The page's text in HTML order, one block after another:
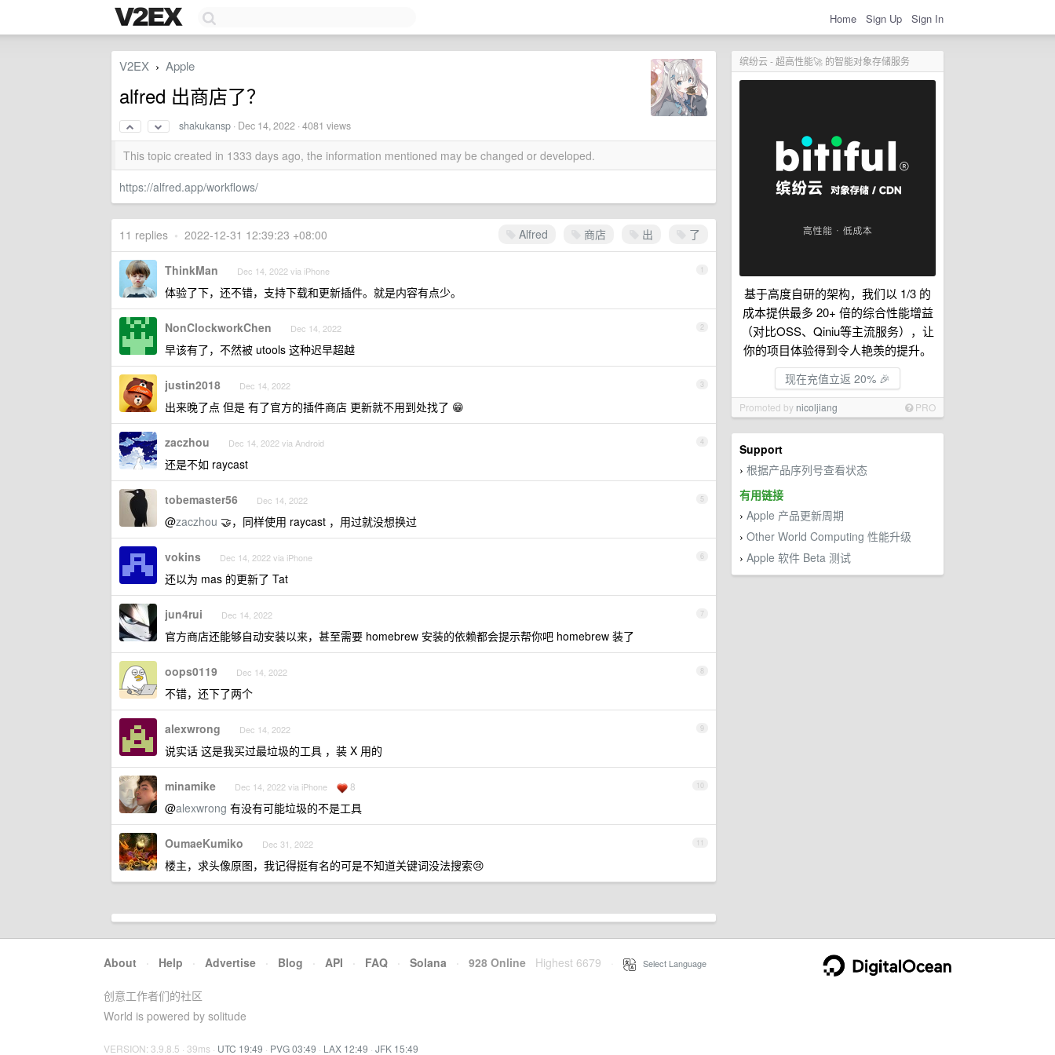
Home Sign Up Sign In
缤纷云 - 超高性能🚀 的智能对象存储服务
基于高度自研的架构，我们以 1/3 的
成本提供最多 20+ 倍的综合性能增益
（对比OSS、Qiniu等主流服务），让
你的项目体验得到令人艳羡的提升。
现在充值立返 20% 🎉
Promoted by nicoljiang PRO
Support
› 根据产品序列号查看状态
有用链接
› Apple 产品更新周期
› Other World Computing 性能升级
› Apple 软件 Beta 测试
V2EX › Apple
alfred 出商店了？
shakukansp · Dec 14, 2022 · 4081 views
This topic created in 1333 days ago, the information mentioned may be changed or developed.
https://alfred.app/workflows/
Alfred 商店 出 了
11 replies • 2022-12-31 12:39:23 +08:00
1
ThinkMan Dec 14, 2022 via iPhone
体验了下，还不错，支持下载和更新插件。就是内容有点少。
2
NonClockworkChen Dec 14, 2022
早该有了，不然被 utools 这种迟早超越
3
justin2018 Dec 14, 2022
出来晚了点 但是 有了官方的插件商店 更新就不用到处找了 😁
4
zaczhou Dec 14, 2022 via Android
还是不如 raycast
5
tobemaster56 Dec 14, 2022
@zaczhou 🤝，同样使用 raycast ，用过就没想换过
6
vokins Dec 14, 2022 via iPhone
还以为 mas 的更新了 Tat
7
jun4rui Dec 14, 2022
官方商店还能够自动安装以来，甚至需要 homebrew 安装的依赖都会提示帮你吧 homebrew 装了
8
oops0119 Dec 14, 2022
不错，还下了两个
9
alexwrong Dec 14, 2022
说实话 这是我买过最垃圾的工具 ，装 X 用的
10
minamike Dec 14, 2022 via iPhone 8
@alexwrong 有没有可能垃圾的不是工具
11
OumaeKumiko Dec 31, 2022
楼主，求头像原图，我记得挺有名的可是不知道关键词没法搜索😢
About · Help · Advertise · Blog · API · FAQ · Solana · 928 Online Highest 6679 Select Language
创意工作者们的社区
World is powered by solitude
VERSION: 3.9.8.5 · 39ms · UTC 19:49 · PVG 03:49 · LAX 12:49 · JFK 15:49